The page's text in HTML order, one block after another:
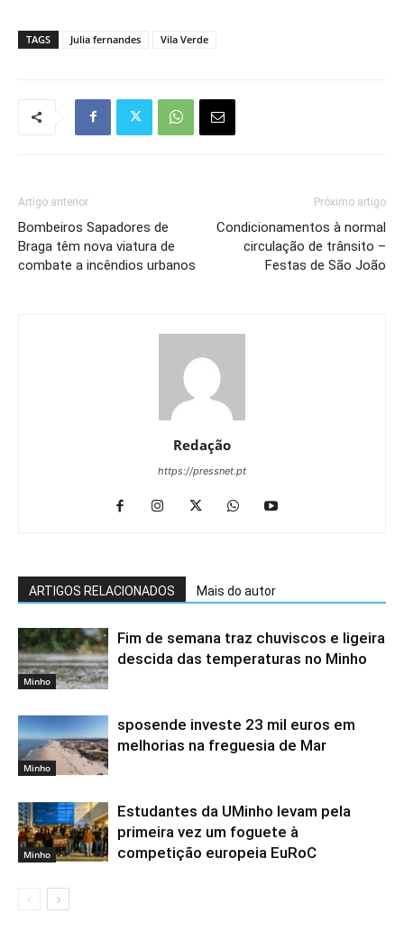
TAGS Julia fernandes Vila Verde
Artigo anterior
Bombeiros Sapadores de
Braga têm nova viatura de
combate a incêndios urbanos
Próximo artigo
Condicionamentos à normal
circulação de trânsito –
Festas de São João
Redação
https://pressnet.pt
ARTIGOS RELACIONADOS Mais do autor
Minho
Fim de semana traz chuviscos e ligeira
descida das temperaturas no Minho
Minho
sposende investe 23 mil euros em
melhorias na freguesia de Mar
Minho
Estudantes da UMinho levam pela
primeira vez um foguete à
competição europeia EuRoC